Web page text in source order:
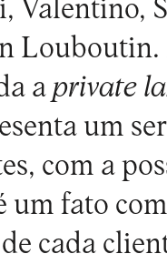
Valentino,
Louboutin.
aprivate
um
com a
um fato
cada